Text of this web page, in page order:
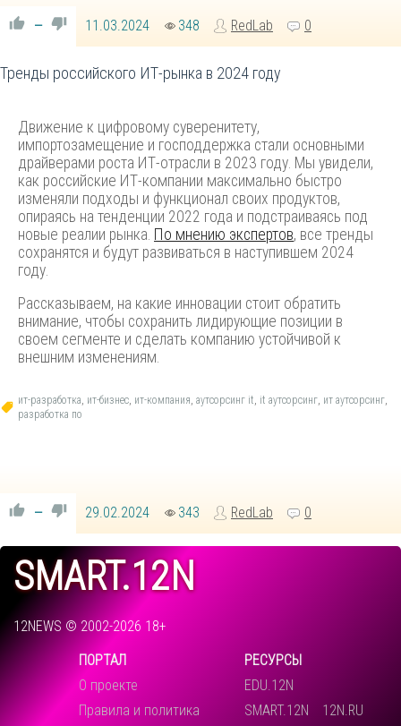
— 11.03.2024 348 RedLab 0
Тренды российского ИТ-рынка в 2024 году
Движение к цифровому суверенитету,
импортозамещение и господдержка стали основными
драйверами роста ИТ-отрасли в 2023 году. Мы увидели,
как российские ИТ-компании максимально быстро
изменяли подходы и функционал своих продуктов,
опираясь на тенденции 2022 года и подстраиваясь под
новые реалии рынка. По мнению экспертов, все тренды
сохранятся и будут развиваться в наступившем 2024
году.
Рассказываем, на какие инновации стоит обратить
внимание, чтобы сохранить лидирующие позиции в
своем сегменте и сделать компанию устойчивой к
внешним изменениям.
ит-разработка, ит-бизнес, ит-компания, аутсорсинг it, it аутсорсинг, ит аутсорсинг,
разработка по
— 29.02.2024 343 RedLab 0
SMART.12N
12NEWS © 2002-2026 18+
ПОРТАЛ
О проекте
Правила и политика
РЕСУРСЫ
EDU.12N
SMART.12N
12N.RU